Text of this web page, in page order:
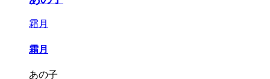
霜月
霜月
あの子